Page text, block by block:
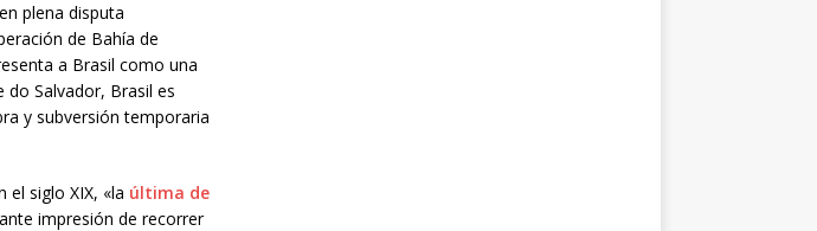
plena disputa
de Bahía de
a Brasil como una
Salvador, Brasil es
y subversión temporaria
siglo XIX, «la última de
impresión de recorrer